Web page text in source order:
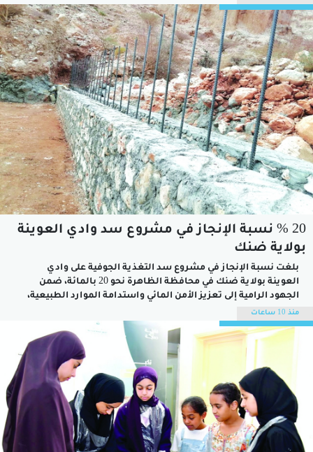
وضعف الخدمات أبرز الأسباب التي تؤخر تطوير تلك الأراضي أو تدفع
إلى...
20 % نسبة الإنجاز في مشروع سد وادي العوينة
بولاية ضنك
بلغت نسبة الإنجاز في مشروع سد التغذية الجوفية على وادي
العوينة بولاية ضنك في محافظة الظاهرة نحو 20 بالمائة، ضمن
الجهود الرامية إلى تعزيز الأمن المائي واستدامة الموارد الطبيعية،
ودعم الأنشطة الزراعية وتربية المواشي في البلدة والمناطق
المجاورة.ويُنفذ المشروع بإشراف وزارة الثروة الزراعية والسمكية
وموارد المياه، وفق المعايير الفنية والهندسية...
منذ 10 ساعات